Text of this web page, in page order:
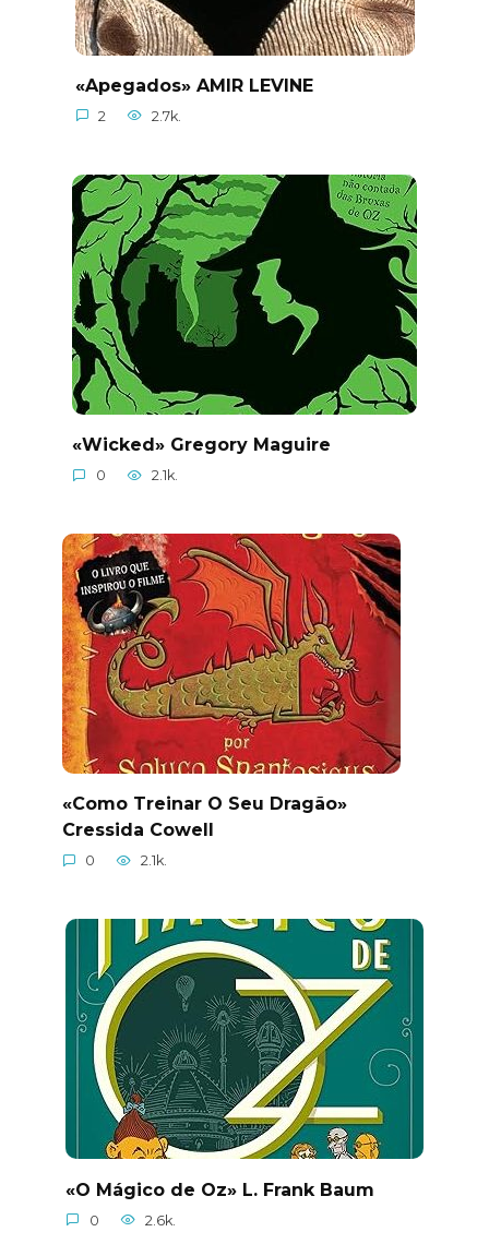
«Apegados» AMIR LEVINE
2 2.7k.
«Wicked» Gregory Maguire
0 2.1k.
«Como Treinar O Seu Dragão»
Cressida Cowell
0 2.1k.
«O Mágico de Oz» L. Frank Baum
0 2.6k.